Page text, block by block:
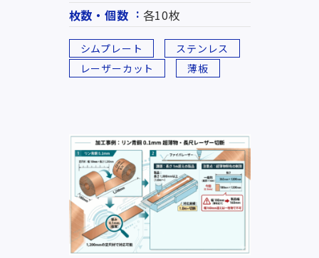
枚数・個数
各10枚
シムプレート
ステンレス
レーザーカット
薄板